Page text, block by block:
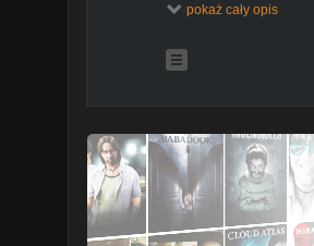
DONATE?
Pitson!
pokaż cały opis